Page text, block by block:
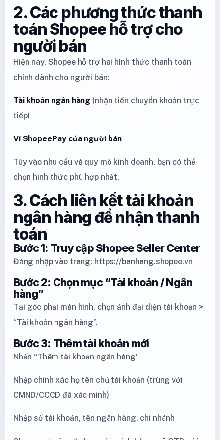
2. Các phương thức thanh
toán Shopee hỗ trợ cho
người bán
Hiện nay, Shopee hỗ trợ hai hình thức thanh toán
chính dành cho người bán:
Tài khoản ngân hàng (nhận tiền chuyển khoản trực
tiếp)
Ví ShopeePay của người bán
Tùy vào nhu cầu và quy mô kinh doanh, bạn có thể
chọn hình thức phù hợp nhất.
3. Cách liên kết tài khoản
ngân hàng để nhận thanh
toán
Bước 1: Truy cập Shopee Seller Center
Đăng nhập vào trang: https://banhang.shopee.vn
Bước 2: Chọn mục “Tài khoản / Ngân
hàng”
Tại góc phải màn hình, chọn ảnh đại diện tài khoản >
“Tài khoản ngân hàng”.
Bước 3: Thêm tài khoản mới
Nhấn “Thêm tài khoản ngân hàng”
Nhập chính xác họ tên chủ tài khoản (trùng với
CMND/CCCD đã xác minh)
Nhập số tài khoản, tên ngân hàng, chi nhánh